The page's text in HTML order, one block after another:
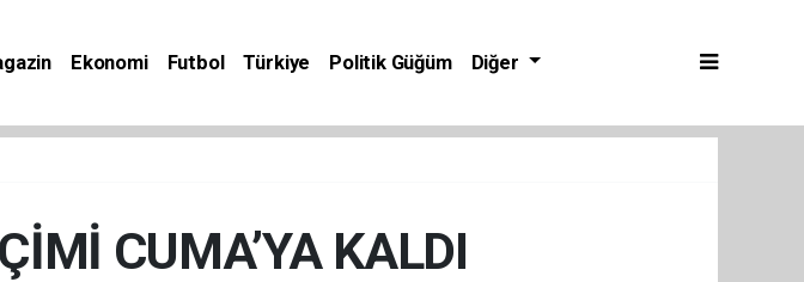
Ekonomi Futbol Türkiye Politik Güğüm Diğer
CUMA’YA KALDI